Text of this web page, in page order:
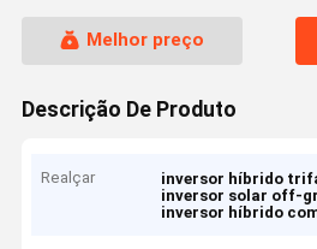
Melhor preço
Descrição De Produto
Realçar inversor híbrido
inversor solar off-
inversor híbrido